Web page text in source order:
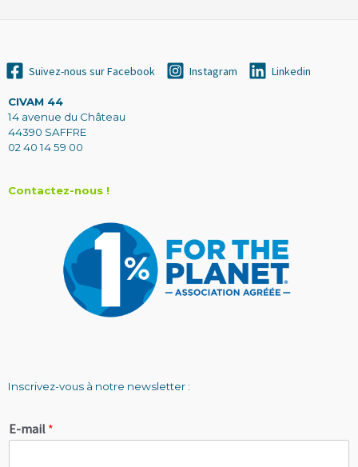
Suivez-nous sur Facebook Instagram Linkedin
CIVAM 44
14 avenue du Château
44390 SAFFRE
02 40 14 59 00
Contactez-nous !
Inscrivez-vous à notre newsletter :
E-mail *